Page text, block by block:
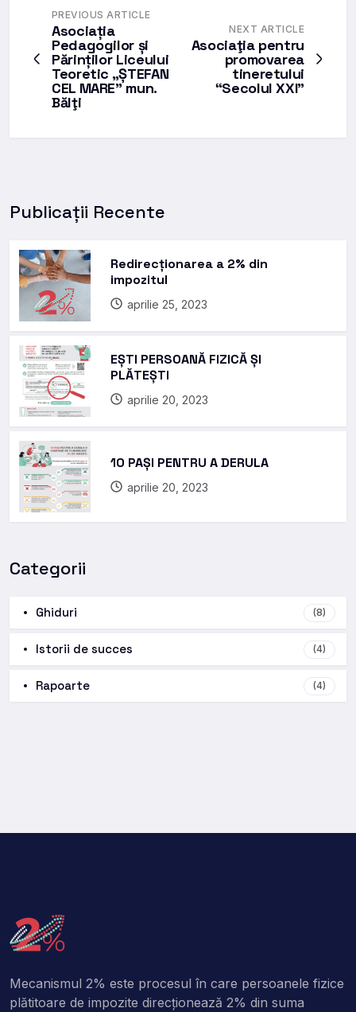
PREVIOUS ARTICLE
Asociația
Pedagogilor și
Părinților Liceului
Teoretic „ȘTEFAN
CEL MARE” mun.
Bălţi
NEXT ARTICLE
Asociaţia pentru
promovarea
tineretului
“Secolul XXI”
Publicații Recente
Redirecționarea a 2% din
impozitul
aprilie 25, 2023
EȘTI PERSOANĂ FIZICĂ ȘI
PLĂTEȘTI
aprilie 20, 2023
10 PAȘI PENTRU A DERULA
aprilie 20, 2023
Categorii
Ghiduri (8)
Istorii de succes (4)
Rapoarte (4)
Mecanismul 2% este procesul în care persoanele fizice
plătitoare de impozite direcţionează 2% din suma